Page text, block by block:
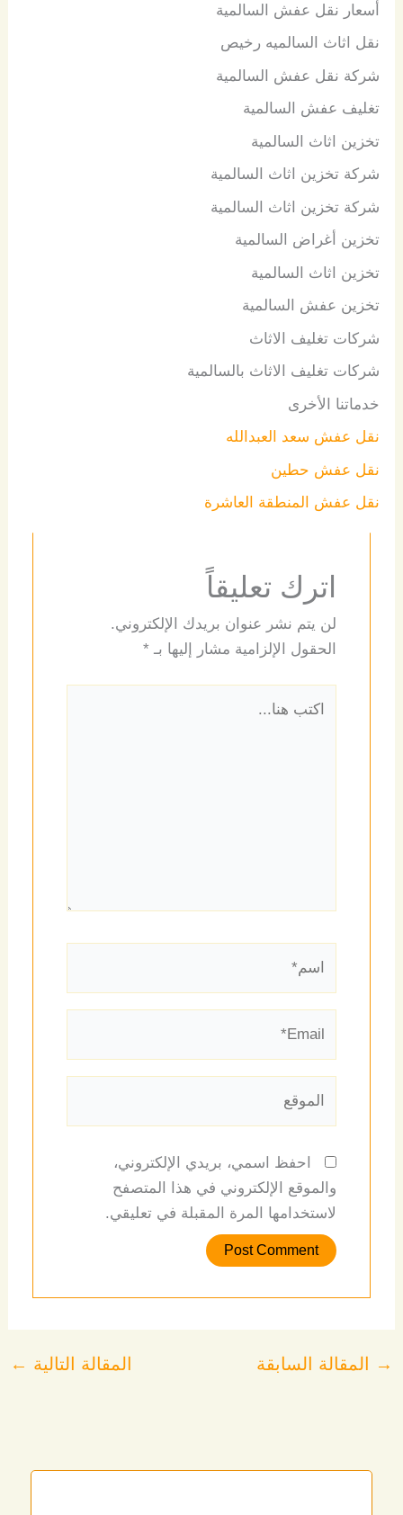
أسعار نقل عفش السالمية
نقل اثاث السالميه رخيص
شركة نقل عفش السالمية
تغليف عفش السالمية
تخزين اثاث السالمية
شركة تخزين اثاث السالمية
شركة تخزين اثاث السالمية
تخزين أغراض السالمية
تخزين اثاث السالمية
تخزين عفش السالمية
شركات تغليف الاثاث
شركات تغليف الاثاث بالسالمية
خدماتنا الأخرى
نقل عفش سعد العبدالله
نقل عفش حطين
نقل عفش المنطقة العاشرة
اترك تعليقاً
لن يتم نشر عنوان بريدك الإلكتروني.
الحقول الإلزامية مشار إليها بـ *
احفظ اسمي، بريدي الإلكتروني،
والموقع الإلكتروني في هذا المتصفح
لاستخدامها المرة المقبلة في تعليقي.
→ المقالة السابقة المقالة التالية ←